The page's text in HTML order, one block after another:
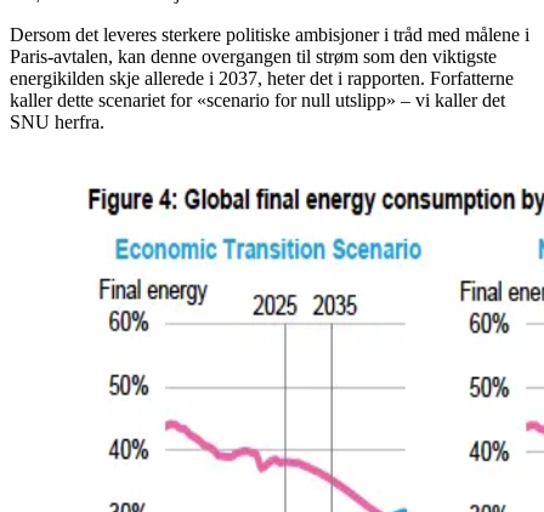
Dersom det leveres sterkere politiske ambisjoner i tråd med målene i
Paris-avtalen, kan denne overgangen til strøm som den viktigste
energikilden skje allerede i 2037, heter det i rapporten. Forfatterne
kaller dette scenariet for «scenario for null utslipp» – vi kaller det
SNU herfra.